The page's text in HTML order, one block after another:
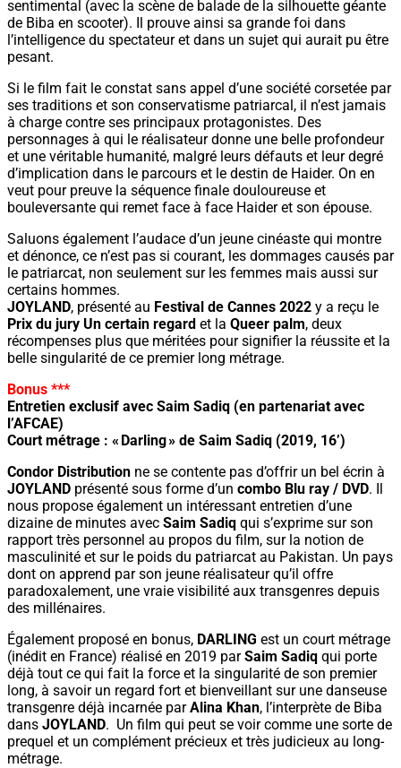
sentimental (avec la scène de balade de la silhouette géante
de Biba en scooter). Il prouve ainsi sa grande foi dans
l’intelligence du spectateur et dans un sujet qui aurait pu être
pesant.
Si le film fait le constat sans appel d’une société corsetée par
ses traditions et son conservatisme patriarcal, il n’est jamais
à charge contre ses principaux protagonistes. Des
personnages à qui le réalisateur donne une belle profondeur
et une véritable humanité, malgré leurs défauts et leur degré
d’implication dans le parcours et le destin de Haider. On en
veut pour preuve la séquence finale douloureuse et
bouleversante qui remet face à face Haider et son épouse.
Saluons également l’audace d’un jeune cinéaste qui montre
et dénonce, ce n’est pas si courant, les dommages causés par
le patriarcat, non seulement sur les femmes mais aussi sur
certains hommes.
JOYLAND, présenté au Festival de Cannes 2022 y a reçu le
Prix du jury Un certain regard et la Queer palm, deux
récompenses plus que méritées pour signifier la réussite et la
belle singularité de ce premier long métrage.
Bonus ***
Entretien exclusif avec Saim Sadiq (en partenariat avec
l’AFCAE)
Court métrage : « Darling » de Saim Sadiq (2019, 16’)
Condor Distribution ne se contente pas d’offrir un bel écrin à
JOYLAND présenté sous forme d’un combo Blu ray / DVD. Il
nous propose également un intéressant entretien d’une
dizaine de minutes avec Saim Sadiq qui s’exprime sur son
rapport très personnel au propos du film, sur la notion de
masculinité et sur le poids du patriarcat au Pakistan. Un pays
dont on apprend par son jeune réalisateur qu’il offre
paradoxalement, une vraie visibilité aux transgenres depuis
des millénaires.
Également proposé en bonus, DARLING est un court métrage
(inédit en France) réalisé en 2019 parSaim Sadiq qui porte
déjà tout ce qui fait la force et la singularité de son premier
long, à savoir un regard fort et bienveillant sur une danseuse
transgenre déjà incarnée parAlina Khan, l’interprète de Biba
dans JOYLAND. Un film qui peut se voir comme une sorte de
prequel et un complément précieux et très judicieux au long-
métrage.